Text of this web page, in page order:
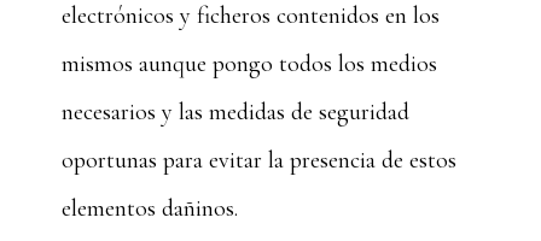
electrónicos y ficheros contenidos en los
mismos aunque pongo todos los medios
necesarios y las medidas de seguridad
oportunas para evitar la presencia de estos
elementos dañinos.